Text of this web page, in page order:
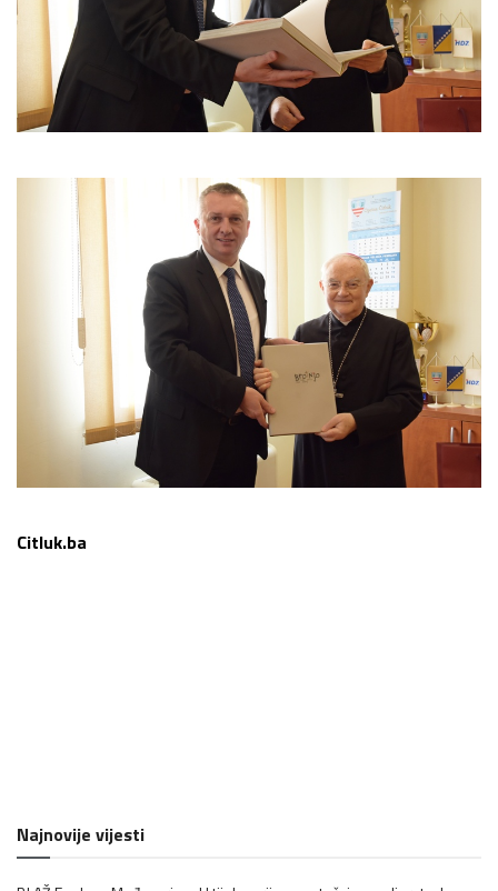
Citluk.ba
Najnovije vijesti